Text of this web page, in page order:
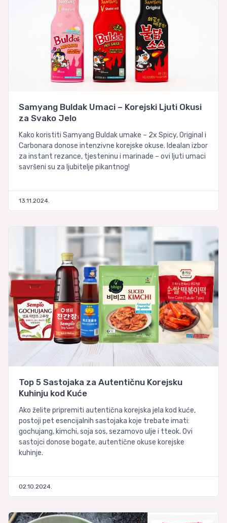
Samyang Buldak Umaci – Korejski Ljuti Okusi
za Svako Jelo
Kako koristiti Samyang Buldak umake – 2x Spicy, Original i
Carbonara donose intenzivne korejske okuse. Idealan izbor
za instant rezance, tjesteninu i marinade – ovi ljuti umaci
savršeni su za ljubitelje pikantnog!
13.11.2024.
Top 5 Sastojaka za Autentičnu Korejsku
Kuhinju kod Kuće
Ako želite pripremiti autentična korejska jela kod kuće,
postoji pet esencijalnih sastojaka koje trebate imati:
gochujang, kimchi, soja sos, sezamovo ulje i tteok. Ovi
sastojci donose bogate, autentične okuse korejske
kuhinje.
02.10.2024.